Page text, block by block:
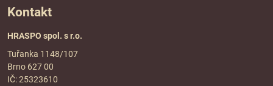
Kontakt
HRASPO spol. s r.o.
Tuřanka 1148/107
Brno 627 00
IČ: 25323610